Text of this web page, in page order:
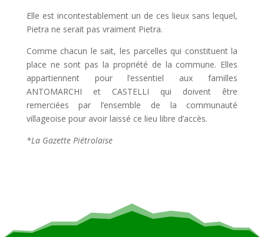
Elle est incontestablement un de ces lieux sans lequel,
Pietra ne serait pas vraiment Pietra.
Comme chacun le sait, les parcelles qui constituent la
place ne sont pas la propriété de la commune. Elles
appartiennent pour l’essentiel aux familles
ANTOMARCHI et CASTELLI qui doivent être
remerciées par l’ensemble de la communauté
villageoise pour avoir laissé ce lieu libre d’accès.
*La Gazette Piétrolaise